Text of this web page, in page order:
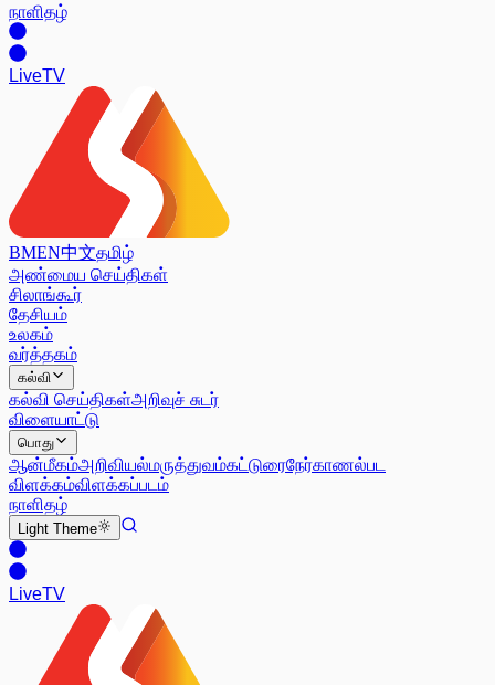
நாளிதழ்
LiveTV
BMEN中文தமிழ்
அண்மைய செய்திகள்
சிலாங்கூர்
தேசியம்
உலகம்
வர்த்தகம்
கல்வி
கல்வி செய்திகள்அறிவுச் சுடர்
விளையாட்டு
பொது
ஆன்மீகம்அறிவியல்மருத்துவம்கட்டுரைநேர்காணல்பட
விளக்கம்விளக்கப்படம்
நாளிதழ்
Light Theme
LiveTV